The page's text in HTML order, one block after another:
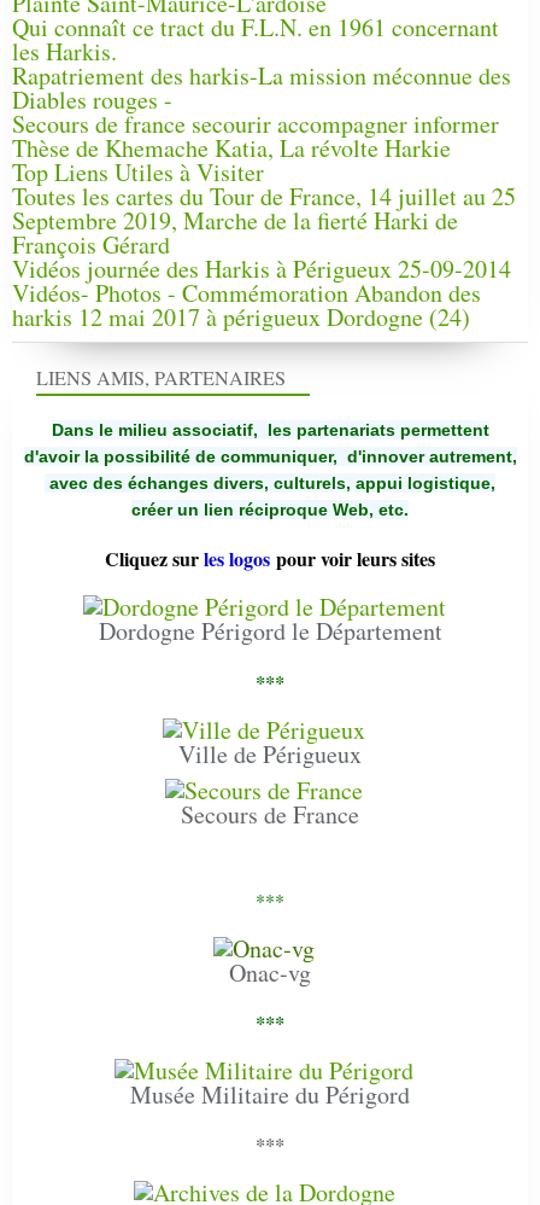
Qui connaît ce tract du F.L.N. en 1961 concernant
les Harkis.
Rapatriement des harkis-La mission méconnue des
Diables rouges -
Secours de france secourir accompagner informer
Thèse de Khemache Katia, La révolte Harkie
Top Liens Utiles à Visiter
Toutes les cartes du Tour de France, 14 juillet au 25
Septembre 2019, Marche de la fierté Harki de
François Gérard
Vidéos journée des Harkis à Périgueux 25-09-2014
Vidéos- Photos - Commémoration Abandon des
harkis 12 mai 2017 à périgueux Dordogne (24)
LIENS AMIS, PARTENAIRES
Dans le milieu associatif, les partenariats permettent
d'avoir la possibilité de communiquer, d'innover autrement,
avec des échanges divers, culturels, appui logistique,
créer un lien réciproque Web, etc.
Cliquez surles logos pour voir leurs sites
Dordogne Périgord le Département
***
Ville de Périgueux
Secours de France
***
Onac-vg
***
Musée Militaire du Périgord
***